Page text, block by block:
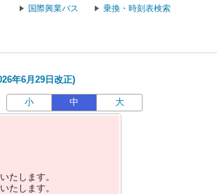
国際興業バス 乗換・時刻表検索
年6月29日改正)
小 中 大
たします。
たします。